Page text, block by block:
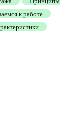
к работе